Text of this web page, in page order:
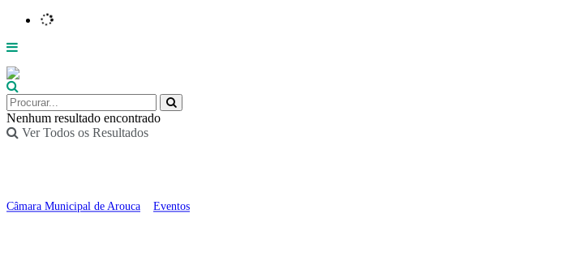
Nenhum resultado encontrado
Ver Todos os Resultados
Câmara Municipal de Arouca Eventos